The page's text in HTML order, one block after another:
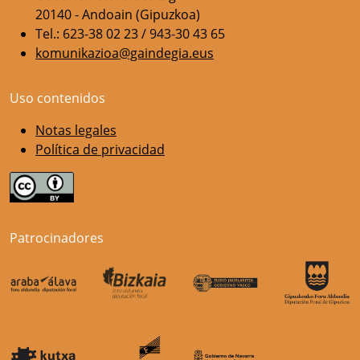
20140 - Andoain (Gipuzkoa)
Tel.: 623-38 02 23 / 943-30 43 65
komunikazioa@gaindegia.eus
Uso contenidos
Notas legales
Política de privacidad
Patrocinadores